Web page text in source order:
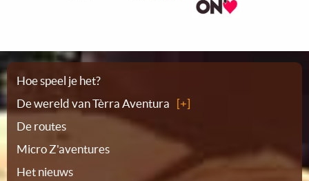
Plattegrond
Hoe speel je het?
De wereld van Tèrra Aventura
De routes
Micro Z'aventures
Het nieuws